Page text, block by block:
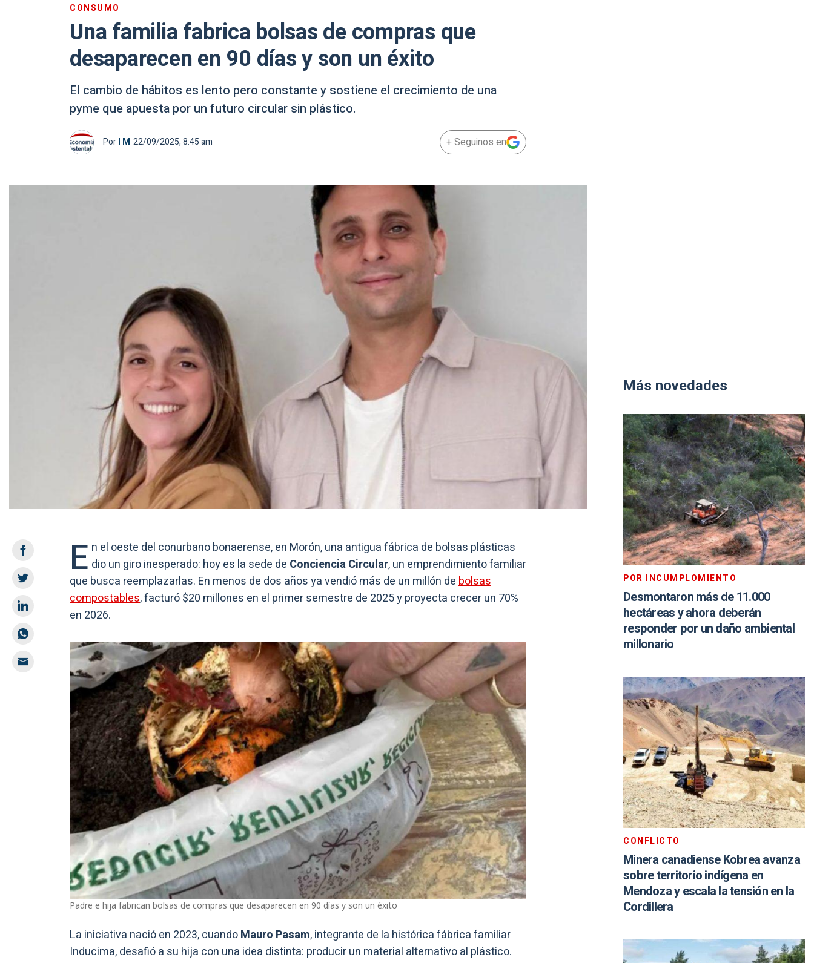
CONSUMO
Una familia fabrica bolsas de compras que
desaparecen en 90 días y son un éxito
El cambio de hábitos es lento pero constante y sostiene el crecimiento de una
pyme que apuesta por un futuro circular sin plástico.
PorI M 22/09/2025, 8:45 am + Seguinos en
E n el oeste del conurbano bonaerense, en Morón, una antigua fábrica de bolsas plásticas
dio un giro inesperado: hoy es la sede de Conciencia Circular, un emprendimiento familiar
que busca reemplazarlas. En menos de dos años ya vendió más de un millón debolsas
compostables, facturó $20 millones en el primer semestre de 2025 y proyecta crecer un 70%
en 2026.
Padre e hija fabrican bolsas de compras que desaparecen en 90 días y son un éxito
La iniciativa nació en 2023, cuandoMauro Pasam, integrante de la histórica fábrica familiar
Inducima, desafió a su hija con una idea distinta: producir un material alternativo al plástico.
Más novedades
POR INCUMPLOMIENTO
Desmontaron más de 11.000
hectáreas y ahora deberán
responder por un daño ambiental
millonario
CONFLICTO
Minera canadiense Kobrea avanza
sobre territorio indígena en
Mendoza y escala la tensión en la
Cordillera